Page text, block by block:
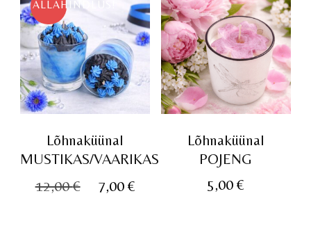
ALLAHINDLUS!
Lõhnaküünal
MUSTIKAS/VAARIKAS
12,00€
Algne
7,00 €
Lõhnaküünal
POJENG
5,00€